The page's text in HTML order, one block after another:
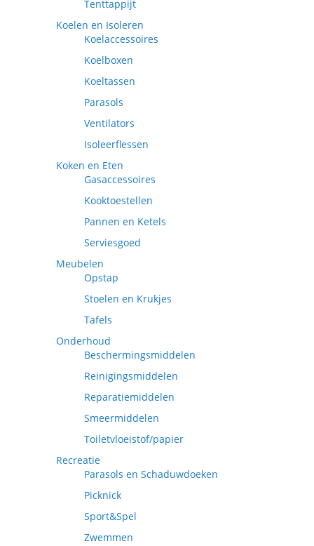
Tenttappijt
Koelen en Isoleren
Koelaccessoires
Koelboxen
Koeltassen
Parasols
Ventilators
Isoleerflessen
Koken en Eten
Gasaccessoires
Kooktoestellen
Pannen en Ketels
Serviesgoed
Meubelen
Opstap
Stoelen en Krukjes
Tafels
Onderhoud
Beschermingsmiddelen
Reinigingsmiddelen
Reparatiemiddelen
Smeermiddelen
Toiletvloeistof/papier
Recreatie
Parasols en Schaduwdoeken
Picknick
Sport&Spel
Zwemmen